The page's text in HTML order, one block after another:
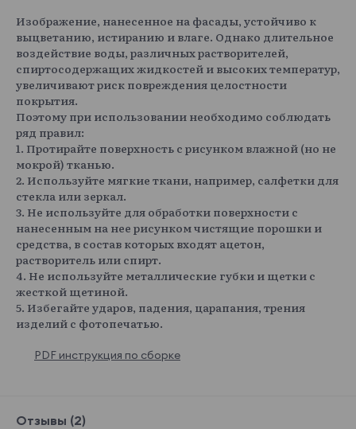
Изображение, нанесенное на фасады, устойчиво к
выцветанию, истиранию и влаге. Однако длительное
воздействие воды, различных растворителей,
спиртосодержащих жидкостей и высоких температур,
увеличивают риск повреждения целостности
покрытия.
Поэтому при использовании необходимо соблюдать
ряд правил:
1. Протирайте поверхность с рисунком влажной (но не
мокрой) тканью.
2. Используйте мягкие ткани, например, салфетки для
стекла или зеркал.
3. Не используйте для обработки поверхности с
нанесенным на нее рисунком чистящие порошки и
средства, в состав которых входят ацетон,
растворитель или спирт.
4. Не используйте металлические губки и щетки с
жесткой щетиной.
5. Избегайте ударов, падения, царапания, трения
изделий с фотопечатью.
PDF инструкция по сборке
Отзывы (2)